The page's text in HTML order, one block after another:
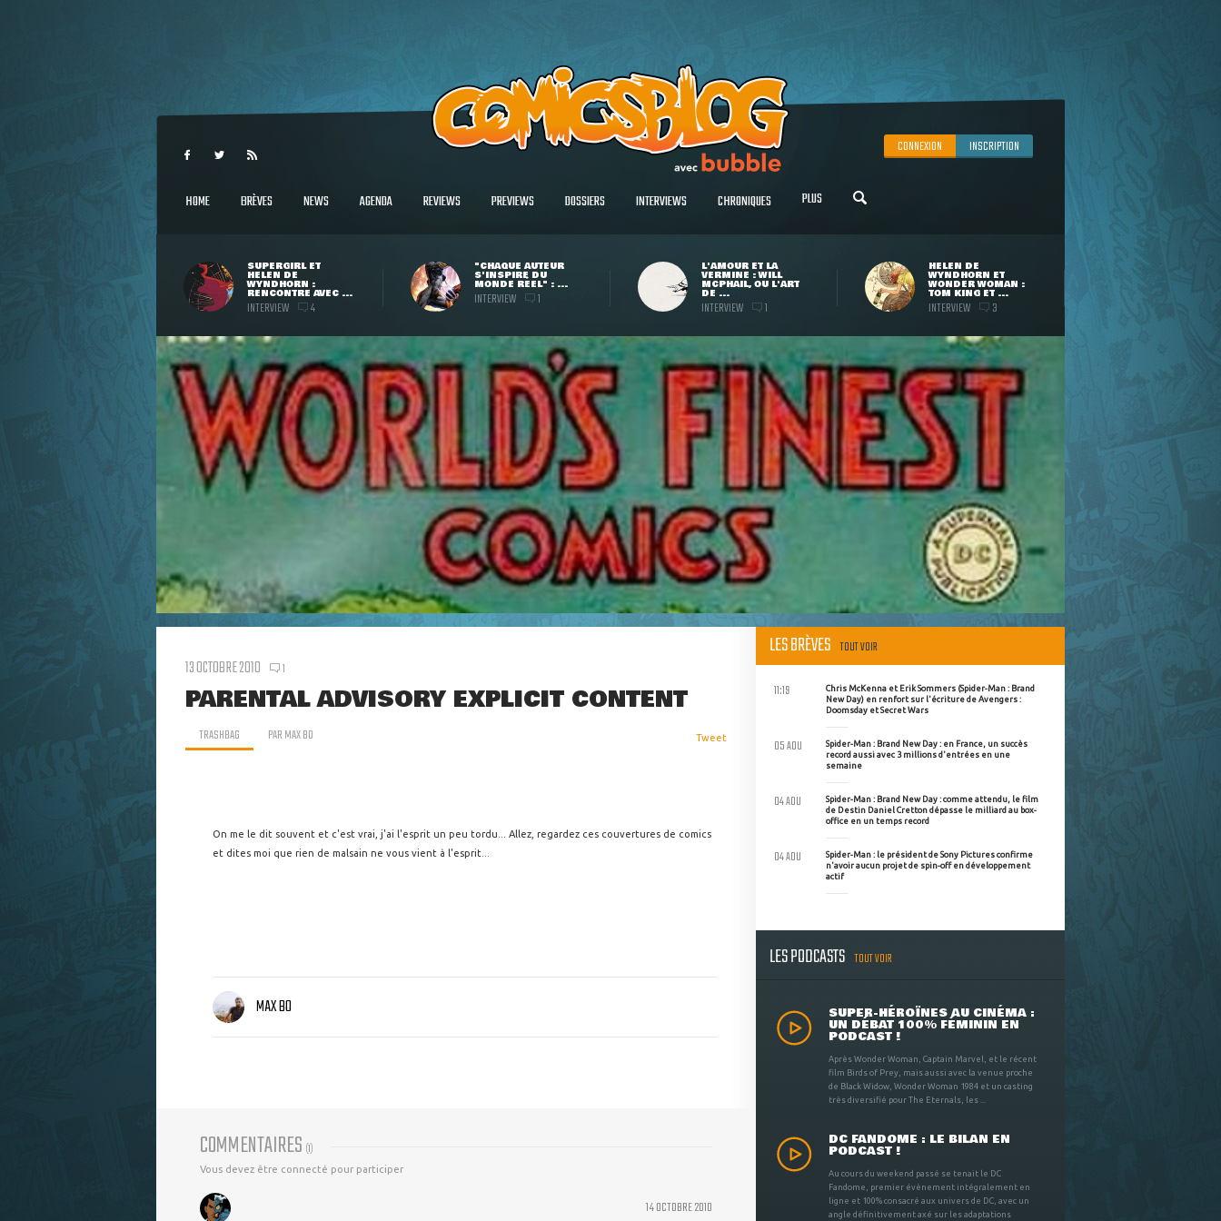
CONNEXION INSCRIPTION
HOME BRÈVES NEWS AGENDA REVIEWS PREVIEWS DOSSIERS INTERVIEWS CHRONIQUES PLUS
SUPERGIRL ET
HELEN DE
WYNDHORN :
RENCONTRE AVEC ...
INTERVIEW 4
"CHAQUE AUTEUR
S'INSPIRE DU
MONDE RÉEL" : ...
INTERVIEW 1
L'AMOUR ET LA
VERMINE : WILL
MCPHAIL, OU L'ART
DE ...
INTERVIEW 1
HELEN DE
WYNDHORN ET
WONDER WOMAN :
TOM KING ET ...
INTERVIEW 3
13 OCTOBRE 2010 1
PARENTAL ADVISORY EXPLICIT CONTENT
TRASHBAG PARMAX BO Tweet
On me le dit souvent et c'est vrai, j'ai l'esprit un peu tordu... Allez, regardez ces couvertures de comics
et dites moi que rien de malsain ne vous vient à l'esprit...
MAX BO
COMMENTAIRES (1)
Vous devez être connecté pour participer
14 OCTOBRE 2010
LES BRÈVES TOUT VOIR
Chris McKenna et Erik Sommers (Spider-Man : Brand
New Day) en renfort sur l'écriture de Avengers :
Doomsday et Secret Wars
11:19
Spider-Man : Brand New Day : en France, un succès
record aussi avec 3 millions d'entrées en une
semaine
05 AOU
Spider-Man : Brand New Day : comme attendu, le film
de Destin Daniel Cretton dépasse le milliard au box-
office en un temps record
04 AOU
Spider-Man : le président de Sony Pictures confirme
n'avoir aucun projet de spin-off en développement
actif
04 AOU
LES PODCASTS TOUT VOIR
SUPER-HÉROÏNES AU CINÉMA :
UN DÉBAT 100% FÉMININ EN
PODCAST !
Après Wonder Woman, Captain Marvel, et le récent
film Birds of Prey, mais aussi avec la venue proche
de Black Widow, Wonder Woman 1984 et un casting
très diversifié pour The Eternals, les ...
DC FANDOME : LE BILAN EN
PODCAST !
Au cours du weekend passé se tenait le DC
Fandome, premier évènement intégralement en
ligne et 100% consacré aux univers de DC, avec un
angle définitivement axé sur les adaptations